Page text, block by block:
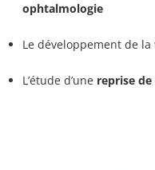
ophtalmologie
Le développement de la
L’étude d’une reprise